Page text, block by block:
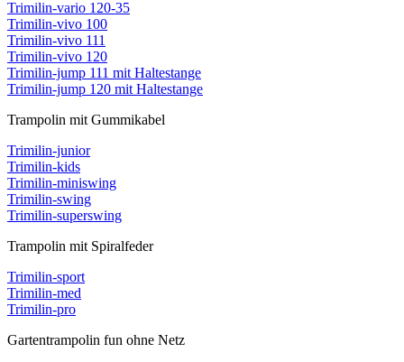
Trimilin-vario 120-35
Trimilin-vivo 100
Trimilin-vivo 111
Trimilin-vivo 120
Trimilin-jump 111 mit Haltestange
Trimilin-jump 120 mit Haltestange
Trampolin mit Gummikabel
Trimilin-junior
Trimilin-kids
Trimilin-miniswing
Trimilin-swing
Trimilin-superswing
Trampolin mit Spiralfeder
Trimilin-sport
Trimilin-med
Trimilin-pro
Gartentrampolin fun ohne Netz